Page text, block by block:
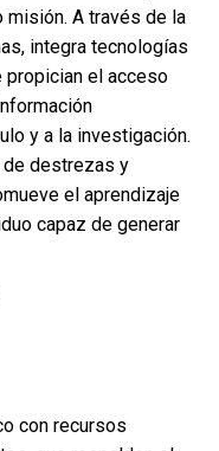
A través de la
integra tecnologías
propician el acceso
y a la investigación.
de destrezas y
el aprendizaje
capaz de generar
con recursos